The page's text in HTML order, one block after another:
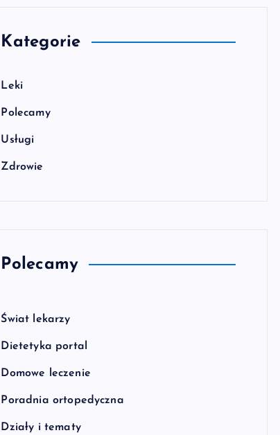
Kategorie
Leki
Polecamy
Usługi
Zdrowie
Polecamy
Świat lekarzy
Dietetyka portal
Domowe leczenie
Poradnia ortopedyczna
Działy i tematy